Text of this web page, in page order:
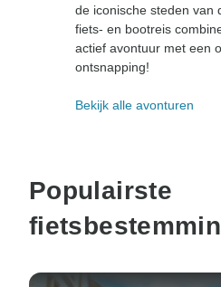
de iconische steden van
fiets- en bootreis
actief avontuur met een
ontsnapping!
Bekijk alle avonturen
Populairste